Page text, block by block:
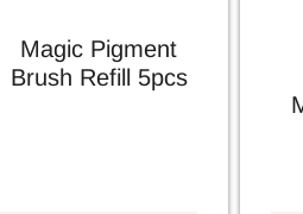
Magic Pigment
Brush Refill 5pcs